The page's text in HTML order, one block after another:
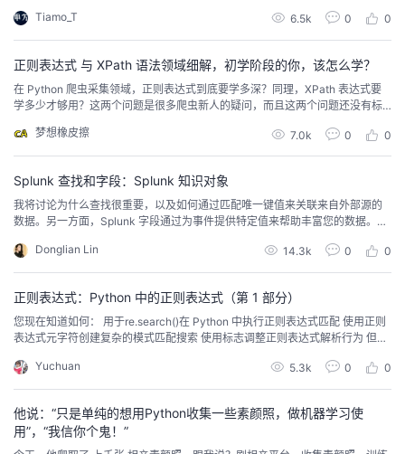
Tiamo_T 6.5k 0 0
正则表达式 与 XPath 语法领域细解，初学阶段的你，该怎么学？
在 Python 爬虫采集领域，正则表达式到底要学多深？同理，XPath 表达式要
学多少才够用？这两个问题是很多爬虫新人的疑问，而且这两个问题还没有标
你定一个小目标，即初学的范围。 正则表达式正则表达式在 Python 中，主要
配合 re 模块使用，该模块应用难度不大，但正则表达式编写却困扰很多朋友。
梦想橡皮擦 7.0k 0 0
Splunk 查找和字段：Splunk 知识对象
我将讨论为什么查找很重要，以及如何通过匹配唯一键值来关联来自外部源的
数据。另一方面，Splunk 字段通过为事件提供特定值来帮助丰富您的数据。我
up。Donglian Lin 14.3k 0 0
正则表达式：Python 中的正则表达式（第 1 部分）
您现在知道如何： 用于re.search()在 Python 中执行正则表达式匹配 使用正则
表达式元字符创建复杂的模式匹配搜索 使用标志调整正则表达式解析行为 但是
象可以添加到您的模式匹配工具包中。本系列的下一个教程将向您介绍 Python
中的 regex 模块必须提供的其他功能。
Yuchuan 5.3k 0 0
他说：“只是单纯的想用Python收集一些素颜照，做机器学习使
用”，“我信你个鬼！”